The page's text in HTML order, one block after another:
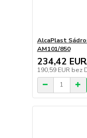
AlcaPlast
AM101/850
234,42 EUR
190,59 EUR bez